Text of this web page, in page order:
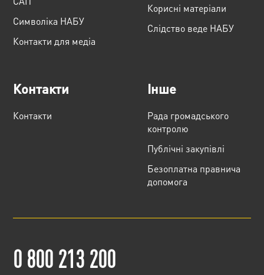
Cимволіка НАБУ
Контакти для медіа
Корисні матеріали
Слідство веде НАБУ
Контакти
Контакти
Інше
Рада громадського
контролю
Публічні закупівлі
Безоплатна правнича
допомога
0 800 213 200